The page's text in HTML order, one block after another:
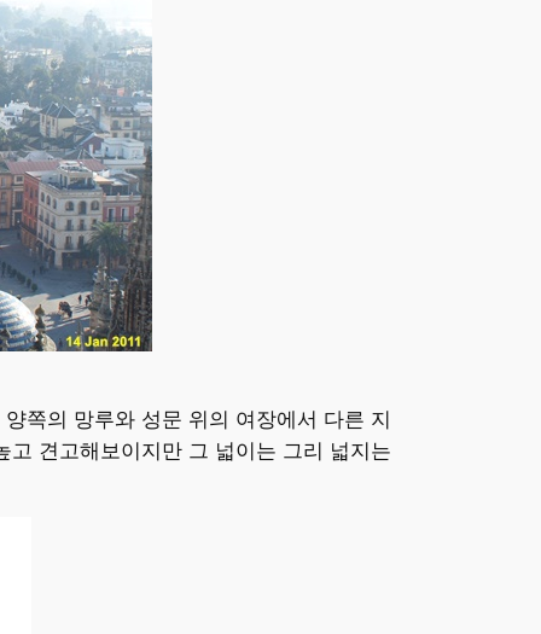
쪽의 망루와 성문 위의 여장에서 다른 지
견고해보이지만 그 넓이는 그리 넓지는